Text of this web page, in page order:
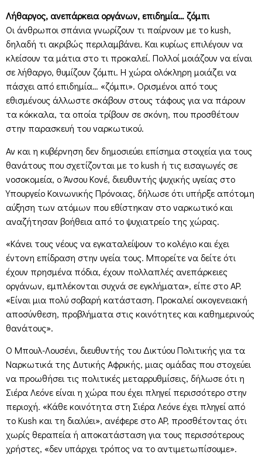
Λήθαργος, ανεπάρκεια οργάνων, επιδημία… ζόμπι
Οι άνθρωποι σπάνια γνωρίζουν τι παίρνουν με το kush,
δηλαδή τι ακριβώς περιλαμβάνει. Και κυρίως επιλέγουν να
κλείσουν τα μάτια στο τι προκαλεί. Πολλοί μοιάζουν να είναι
σε λήθαργο, θυμίζουν ζόμπι. Η χώρα ολόκληρη μοιάζει να
πάσχει από επιδημία… «ζόμπι». Ορισμένοι από τους
εθισμένους άλλωστε σκάβουν στους τάφους για να πάρουν
τα κόκκαλα, τα οποία τρίβουν σε σκόνη, που προσθέτουν
στην παρασκευή του ναρκωτικού.
Αν και η κυβέρνηση δεν δημοσιεύει επίσημα στοιχεία για τους
θανάτους που σχετίζονται με το kush ή τις εισαγωγές σε
νοσοκομεία, ο Άνσου Κονέ, διευθυντής ψυχικής υγείας στο
Υπουργείο Κοινωνικής Πρόνοιας, δήλωσε ότι υπήρξε απότομη
αύξηση των ατόμων που εθίστηκαν στο ναρκωτικό και
αναζήτησαν βοήθεια από το ψυχιατρείο της χώρας.
«Κάνει τους νέους να εγκαταλείψουν το κολέγιο και έχει
έντονη επίδραση στην υγεία τους. Μπορείτε να δείτε ότι
έχουν πρησμένα πόδια, έχουν πολλαπλές ανεπάρκειες
οργάνων, εμπλέκονται συχνά σε εγκλήματα», είπε στο AP.
«Είναι μια πολύ σοβαρή κατάσταση. Προκαλεί οικογενειακή
αποσύνθεση, προβλήματα στις κοινότητες και καθημερινούς
θανάτους».
Ο Μπουλ-Λουσένι, διευθυντής του Δικτύου Πολιτικής για τα
Ναρκωτικά της Δυτικής Αφρικής, μιας ομάδας που στοχεύει
να προωθήσει τις πολιτικές μεταρρυθμίσεις, δήλωσε ότι η
Σιέρα Λεόνε είναι η χώρα που έχει πληγεί περισσότερο στην
περιοχή. «Κάθε κοινότητα στη Σιέρα Λεόνε έχει πληγεί από
το Kush και τη διαλύει», ανέφερε στο AP, προσθέτοντας ότι
χωρίς θεραπεία ή αποκατάσταση για τους περισσότερους
χρήστες, «δεν υπάρχει τρόπος να το αντιμετωπίσουμε».